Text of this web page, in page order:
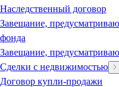
Наследственный договор
Завещание,
фонда
Завещание,
Сделки с недвижимостью
Договор купли-продажи